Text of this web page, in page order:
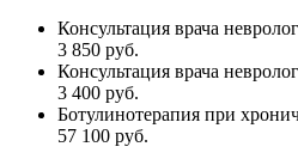
Консультация врача
3 850 руб.
Консультация врача
3 400 руб.
Ботулинотерапия при
57 100 руб.